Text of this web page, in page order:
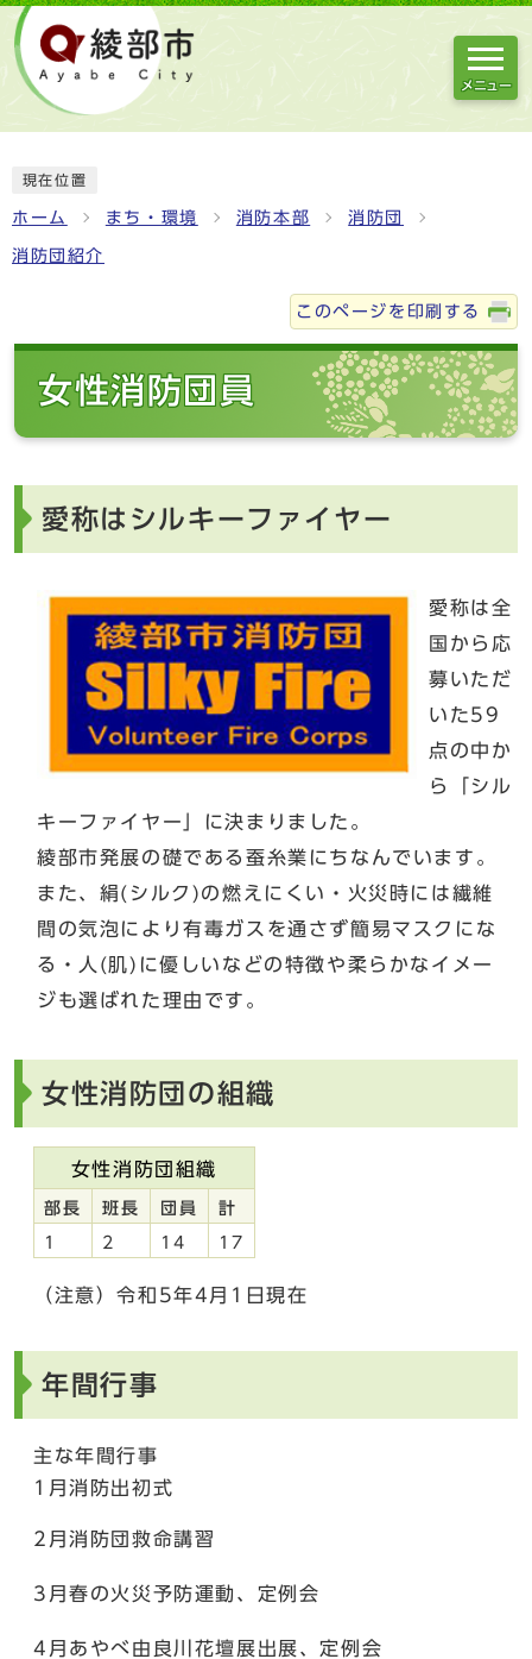
メニュー
現在位置
ホーム まち・環境 消防本部 消防団
消防団紹介
このページを印刷する
女性消防団員
愛称はシルキーファイヤー
愛称は全
国から応
募いただ
いた59
点の中か
ら「シル
キーファイヤー」に決まりました。
綾部市発展の礎である蚕糸業にちなんでいます。
また、絹(シルク)の燃えにくい・火災時には繊維
間の気泡により有毒ガスを通さず簡易マスクにな
る・人(肌)に優しいなどの特徴や柔らかなイメー
ジも選ばれた理由です。
女性消防団の組織
女性消防団組織
部長 班長 団員 計
1 2 14 17
（注意）令和5年4月1日現在
年間行事
主な年間行事
1月消防出初式
2月消防団救命講習
3月春の火災予防運動、定例会
4月あやべ由良川花壇展出展、定例会